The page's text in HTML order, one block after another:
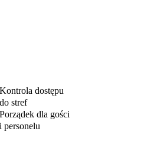
Kontrola dostępu
do stref
Porządek dla gości
i personelu